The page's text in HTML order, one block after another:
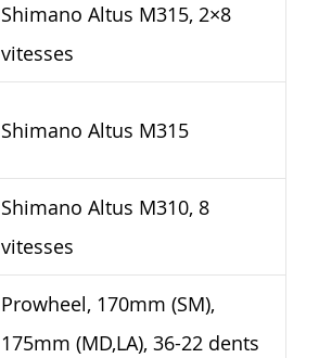
Shimano Altus M315, 2×8
vitesses
Shimano Altus M315
Shimano Altus M310, 8
vitesses
Prowheel, 170mm (SM),
175mm (MD,LA), 36-22 dents